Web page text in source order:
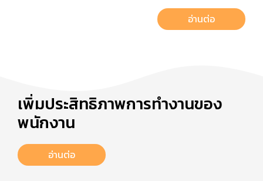
อ่านต่อ
เพิ่มประสิทธิภาพการทำงานของ
พนักงาน
อ่านต่อ